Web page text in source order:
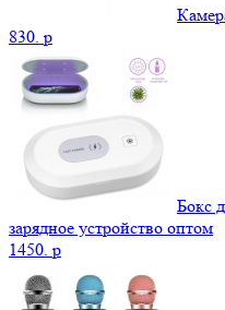
830. p
Бокс
зарядное устройство оптом
1450. p